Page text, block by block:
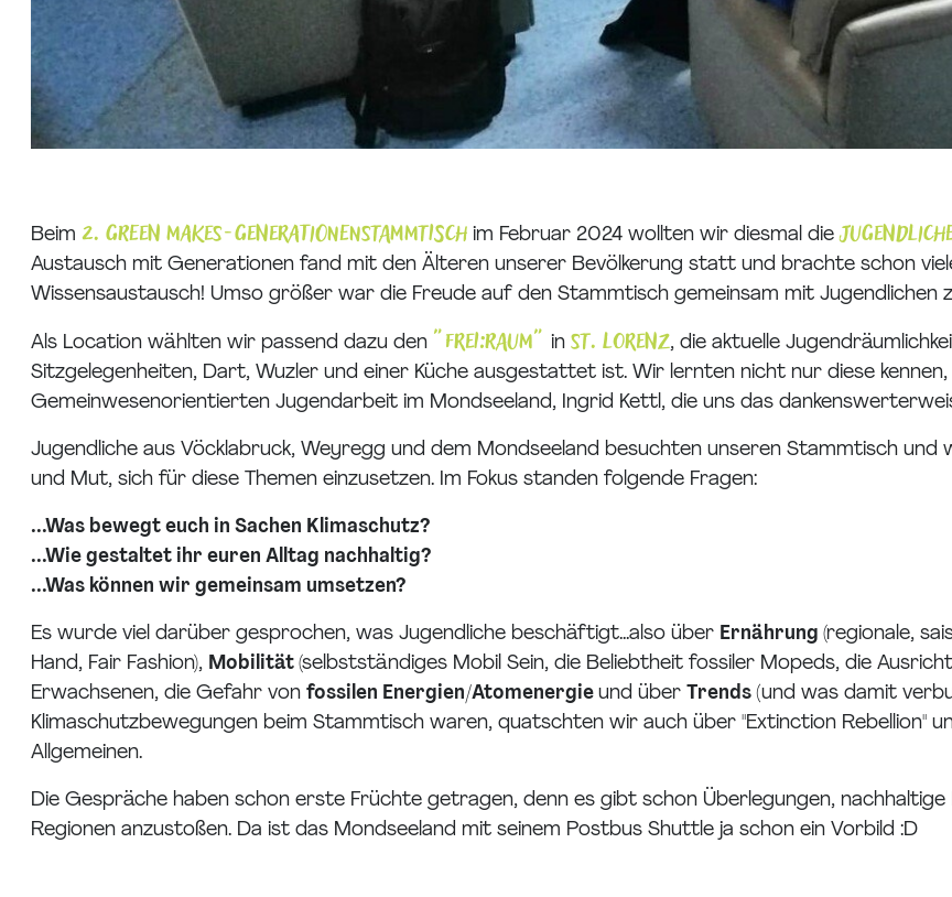
Beim 2. GREEN MAKES-Generationenstammtisch im Februar 2024 wollten wir diesmal die
Austausch mit Generationen fand mit den Älteren unserer Bevölkerung statt und brachte schon
Wissensaustausch! Umso größer war die Freude auf den Stammtisch gemeinsam mit Jugendlichen
Als Location wählten wir passend dazu den "frei:raum" in St. Lorenz, die aktuelle
Sitzgelegenheiten, Dart, Wuzler und einer Küche ausgestattet ist. Wir lernten nicht nur diese
Gemeinwesenorientierten Jugendarbeit im Mondseeland, Ingrid Kettl, die uns das
Jugendliche aus Vöcklabruck, Weyregg und dem Mondseeland besuchten unseren Stammtisch
und Mut, sich für diese Themen einzusetzen. Im Fokus standen folgende Fragen:
...Was bewegt euch in Sachen Klimaschutz?
...Wie gestaltet ihr euren Alltag nachhaltig?
...Was können wir gemeinsam umsetzen?
Es wurde viel darüber gesprochen, was Jugendliche beschäftigt...also über Ernährung (regionale,
Hand, Fair Fashion), Mobilität (selbstständiges Mobil Sein, die Beliebtheit fossiler Mopeds, die
Erwachsenen, die Gefahr von fossilen Energien/Atomenergie und über Trends (und was damit
Klimaschutzbewegungen beim Stammtisch waren, quatschten wir auch über "Extinction Rebellion"
Allgemeinen.
Die Gespräche haben schon erste Früchte getragen, denn es gibt schon Überlegungen,
Regionen anzustoßen. Da ist das Mondseeland mit seinem Postbus Shuttle ja schon ein Vorbild :D